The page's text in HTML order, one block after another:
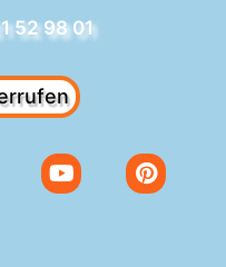
52 98 01